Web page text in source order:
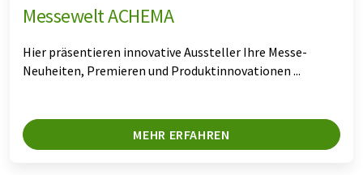
Messewelt ACHEMA
Hier präsentieren innovative Aussteller Ihre Messe-
Neuheiten, Premieren und Produktinnovationen ...
MEHR ERFAHREN